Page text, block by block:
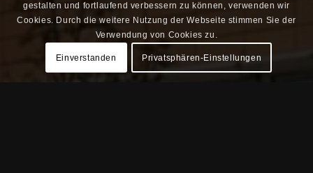
gestalten und fortlaufend verbessern zu können, verwenden wir
Cookies. Durch die weitere Nutzung der Webseite stimmen Sie der
Verwendung von Cookies zu.
Einverstanden Privatsphären-Einstellungen